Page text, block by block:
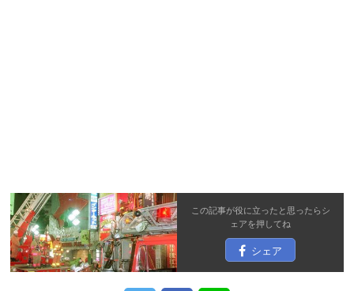
この記事が役に立ったと思ったらシ
ェアを押してね
シェア